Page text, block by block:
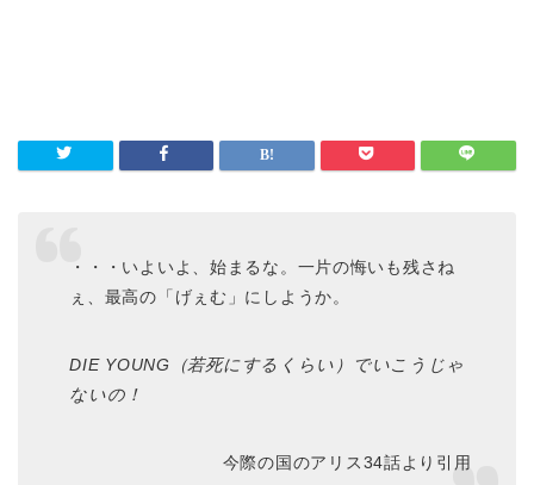
・・・いよいよ、始まるな。一片の悔いも残さね
ぇ、最高の「げぇむ」にしようか。
DIE YOUNG（若死にするくらい）でいこうじゃ
ないの！
今際の国のアリス34話より引用